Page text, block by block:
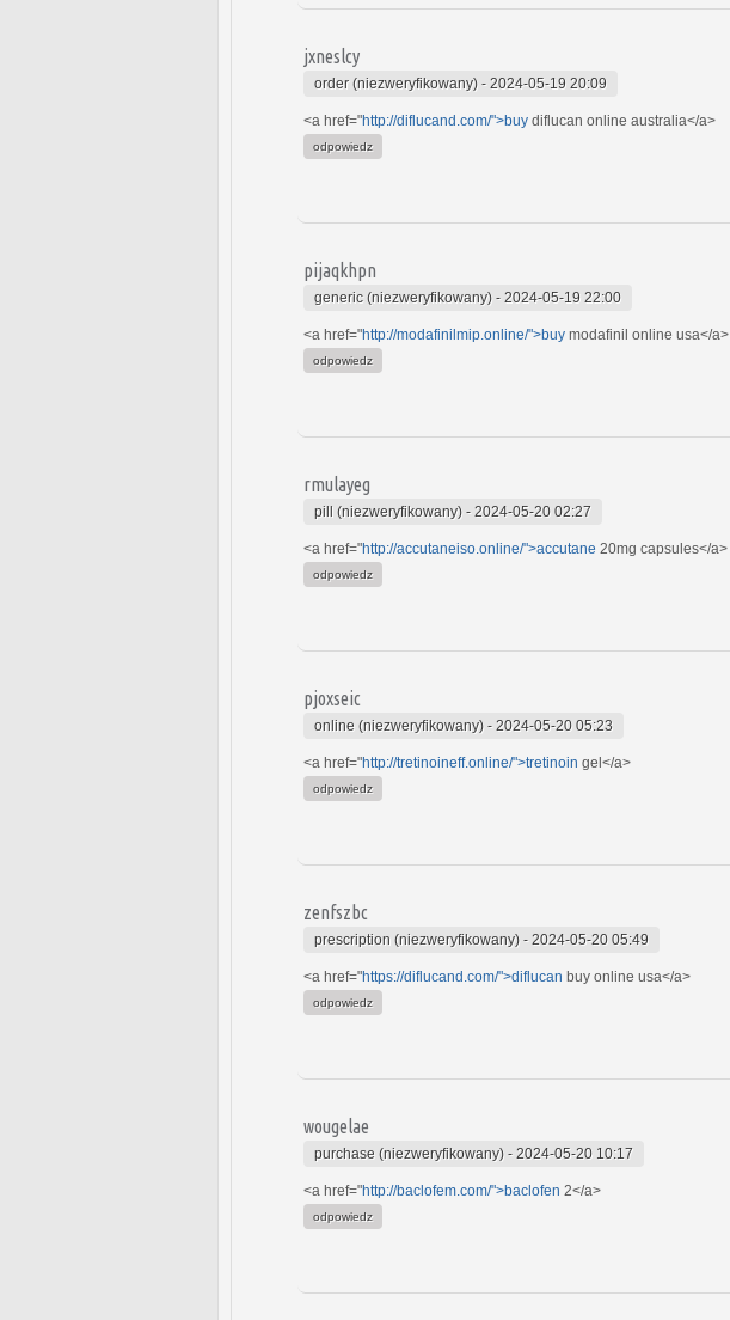
jxneslcy
order (niezweryfikowany) - 2024-05-19 20:09
<a href="http://diflucand.com/">buy diflucan online australia</a>
odpowiedz
pijaqkhpn
generic (niezweryfikowany) - 2024-05-19 22:00
<a href="http://modafinilmip.online/">buy modafinil online usa</a>
odpowiedz
rmulayeg
pill (niezweryfikowany) - 2024-05-20 02:27
<a href="http://accutaneiso.online/">accutane 20mg capsules</a>
odpowiedz
pjoxseic
online (niezweryfikowany) - 2024-05-20 05:23
<a href="http://tretinoineff.online/">tretinoin gel</a>
odpowiedz
zenfszbc
prescription (niezweryfikowany) - 2024-05-20 05:49
<a href="https://diflucand.com/">diflucan buy online usa</a>
odpowiedz
wougelae
purchase (niezweryfikowany) - 2024-05-20 10:17
<a href="http://baclofem.com/">baclofen 2</a>
odpowiedz